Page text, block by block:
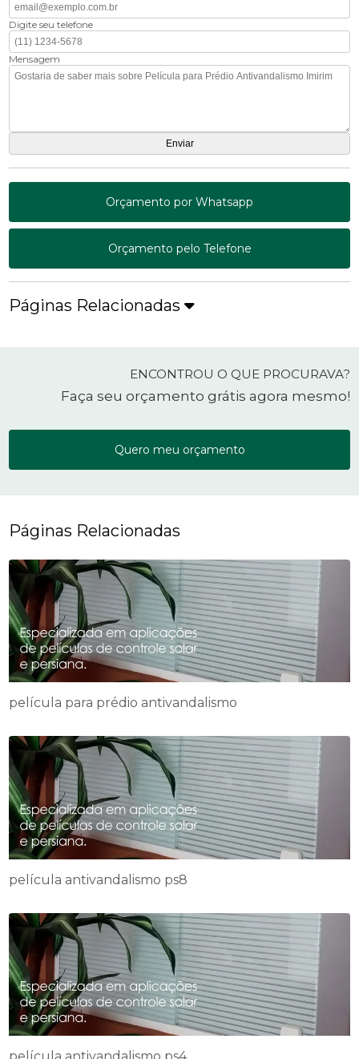
Digite seu telefone
Mensagem
Orçamento por Whatsapp
Orçamento pelo Telefone
Páginas Relacionadas
ENCONTROU O QUE PROCURAVA?
Faça seu orçamento grátis agora mesmo!
Quero meu orçamento
Páginas Relacionadas
película para prédio antivandalismo
película antivandalismo ps8